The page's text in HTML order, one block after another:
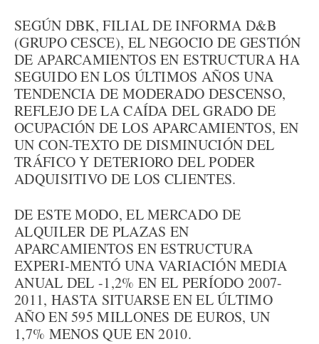
SEGÚN DBK, FILIAL DE INFORMA D&B
(GRUPO CESCE), EL NEGOCIO DE GESTIÓN
DE APARCAMIENTOS EN ESTRUCTURA HA
SEGUIDO EN LOS ÚLTIMOS AÑOS UNA
TENDENCIA DE MODERADO DESCENSO,
REFLEJO DE LA CAÍDA DEL GRADO DE
OCUPACIÓN DE LOS APARCAMIENTOS, EN
UN CON-TEXTO DE DISMINUCIÓN DEL
TRÁFICO Y DETERIORO DEL PODER
ADQUISITIVO DE LOS CLIENTES.
DE ESTE MODO, EL MERCADO DE
ALQUILER DE PLAZAS EN
APARCAMIENTOS EN ESTRUCTURA
EXPERI-MENTÓ UNA VARIACIÓN MEDIA
ANUAL DEL -1,2% EN EL PERÍODO 2007-
2011, HASTA SITUARSE EN EL ÚLTIMO
AÑO EN 595 MILLONES DE EUROS, UN
1,7% MENOS QUE EN 2010.